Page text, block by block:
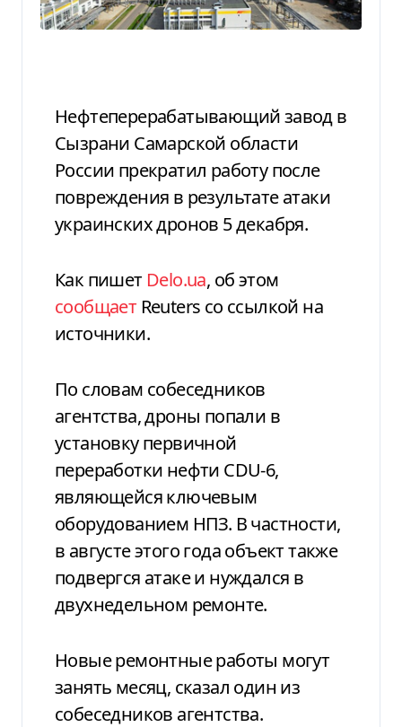
Нефтеперерабатывающий завод в
Сызрани Самарской области
России прекратил работу после
повреждения в результате атаки
украинских дронов 5 декабря.
Как пишет Delo.ua, об этом
сообщает Reuters со ссылкой на
источники.
По словам собеседников
агентства, дроны попали в
установку первичной
переработки нефти CDU-6,
являющейся ключевым
оборудованием НПЗ. В частности,
в августе этого года объект также
подвергся атаке и нуждался в
двухнедельном ремонте.
Новые ремонтные работы могут
занять месяц, сказал один из
собеседников агентства.